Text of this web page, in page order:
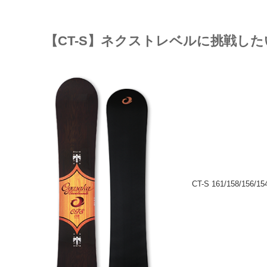
【CT-S】ネクストレベルに挑戦し
CT-S 161/158/156/